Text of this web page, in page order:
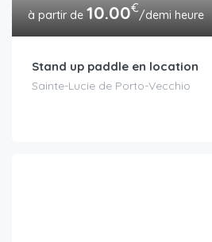
10.00€/demi heure
Stand up paddle en location
Sainte-Lucie de Porto-Vecchio